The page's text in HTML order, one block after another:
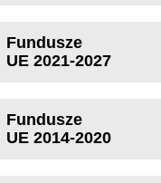
Fundusze
UE 2021-2027
Fundusze
UE 2014-2020